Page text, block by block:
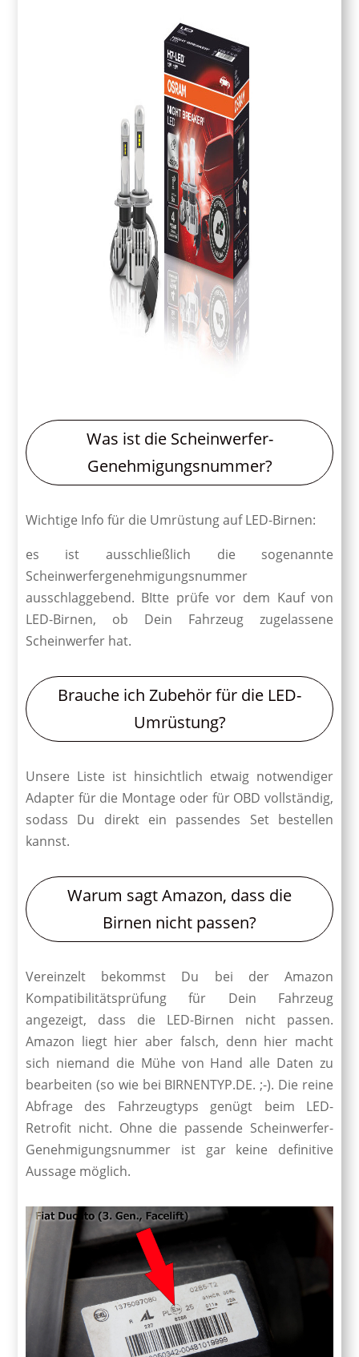
Was ist die Scheinwerfer-
Genehmigungsnummer?
Wichtige Info für die Umrüstung auf LED-Birnen:
es ist ausschließlich die sogenannte
Scheinwerfergenehmigungsnummer
ausschlaggebend. BItte prüfe vor dem Kauf von
LED-Birnen, ob Dein Fahrzeug zugelassene
Scheinwerfer hat.
Brauche ich Zubehör für die LED-
Umrüstung?
Unsere Liste ist hinsichtlich etwaig notwendiger
Adapter für die Montage oder für OBD vollständig,
sodass Du direkt ein passendes Set bestellen
kannst.
Warum sagt Amazon, dass die
Birnen nicht passen?
Vereinzelt bekommst Du bei der Amazon
Kompatibilitätsprüfung für Dein Fahrzeug
angezeigt, dass die LED-Birnen nicht passen.
Amazon liegt hier aber falsch, denn hier macht
sich niemand die Mühe von Hand alle Daten zu
bearbeiten (so wie bei BIRNENTYP.DE. ;-). Die reine
Abfrage des Fahrzeugtyps genügt beim LED-
Retrofit nicht. Ohne die passende Scheinwerfer-
Genehmigungsnummer ist gar keine definitive
Aussage möglich.